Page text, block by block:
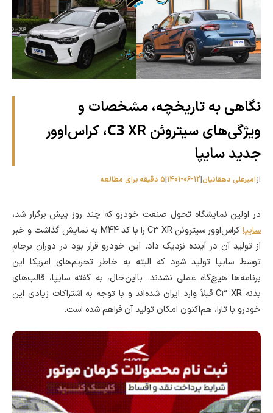
نگاهی به تاریخچه، مشخصات و
ویژگی‌های سیتروئن
C3XR، کراس‌اوور
جدید سایپا
ازامیرعلی دهقانیان|
1401-06-12
|5 دقیقه برای مطالعه
در اولین نمایشگاه تحول صنعت خودرو که چند روز پیش برگزار شد،
سایپا
کراس‌اوور سیتروئن C3 XR را با کد M44 به نمایش گذاشت و خبر
از تولید آن در آینده نزدیک داد. این خودرو قرار بود در دوران برجام
توسط سایپا تولید شود که البته به خاطر تحریم‌های امریکا این
برنامه‌ها هیچ‌گاه عملی نشدند. بااین‌حال، به گفته سایپا، قالب‌های
بدنه C3 XR قبلاً وارد ایران شده‌اند و با توجه به اشتراکات زیادی این
خودرو با تارا، هم‌اکنون امکان تولید آن فراهم شده است.